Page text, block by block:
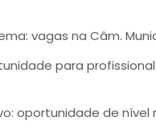
vagas na Câm.
para
oportunidade de nível